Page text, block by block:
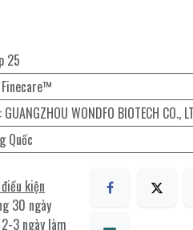
25
Finecare™
: GUANGZHOU WONDFO BIOTECH CO.,
Quốc
kiện
30 ngày
3 ngày làm